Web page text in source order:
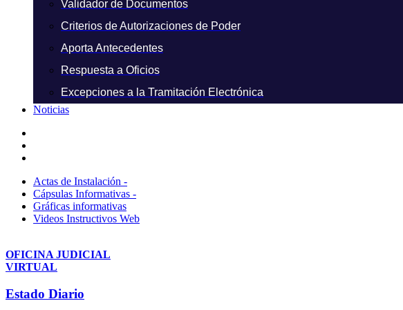
Validador de Documentos
Criterios de Autorizaciones de Poder
Aporta Antecedentes
Respuesta a Oficios
Excepciones a la Tramitación Electrónica
Noticias
Actas de Instalación -
Cápsulas Informativas -
Gráficas informativas
Videos Instructivos Web
OFICINA JUDICIAL
VIRTUAL
Estado Diario